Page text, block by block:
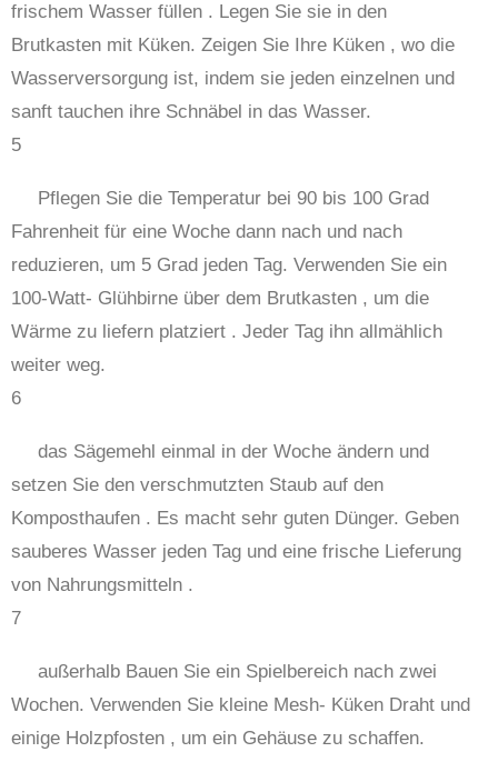
frischem Wasser füllen . Legen Sie sie in den
Brutkasten mit Küken. Zeigen Sie Ihre Küken , wo die
Wasserversorgung ist, indem sie jeden einzelnen und
sanft tauchen ihre Schnäbel in das Wasser.
5
Pflegen Sie die Temperatur bei 90 bis 100 Grad
Fahrenheit für eine Woche dann nach und nach
reduzieren, um 5 Grad jeden Tag. Verwenden Sie ein
100-Watt- Glühbirne über dem Brutkasten , um die
Wärme zu liefern platziert . Jeder Tag ihn allmählich
weiter weg.
6
das Sägemehl einmal in der Woche ändern und
setzen Sie den verschmutzten Staub auf den
Komposthaufen . Es macht sehr guten Dünger. Geben
sauberes Wasser jeden Tag und eine frische Lieferung
von Nahrungsmitteln .
7
außerhalb Bauen Sie ein Spielbereich nach zwei
Wochen. Verwenden Sie kleine Mesh- Küken Draht und
einige Holzpfosten , um ein Gehäuse zu schaffen.